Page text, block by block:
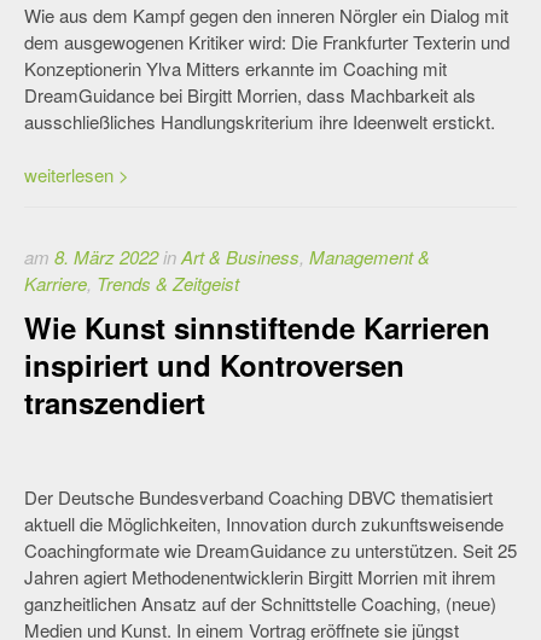
Wie aus dem Kampf gegen den inneren Nörgler ein Dialog mit
dem ausgewogenen Kritiker wird: Die Frankfurter Texterin und
Konzeptionerin Ylva Mitters erkannte im Coaching mit
DreamGuidance bei Birgitt Morrien, dass Machbarkeit als
ausschließliches Handlungskriterium ihre Ideenwelt erstickt.
weiterlesen >
am 8. März 2022inArt & Business, Management &
Karriere, Trends & Zeitgeist
Wie Kunst sinnstiftende Karrieren
inspiriert und Kontroversen
transzendiert
Der Deutsche Bundesverband Coaching DBVC thematisiert
aktuell die Möglichkeiten, Innovation durch zukunftsweisende
Coachingformate wie DreamGuidance zu unterstützen. Seit 25
Jahren agiert Methodenentwicklerin Birgitt Morrien mit ihrem
ganzheitlichen Ansatz auf der Schnittstelle Coaching, (neue)
Medien und Kunst. In einem Vortrag eröffnete sie jüngst